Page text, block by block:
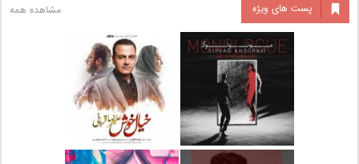
پست های ویژه مشاهده همه